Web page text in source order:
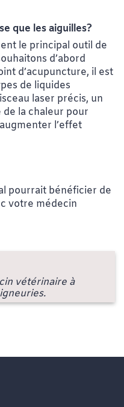
que les aiguilles?
le principal outil de
d’abord
d’acupuncture, il est
de liquides
laser précis, un
la chaleur pour
l’effet
pourrait bénéficier de
votre médecin
vétérinaire à